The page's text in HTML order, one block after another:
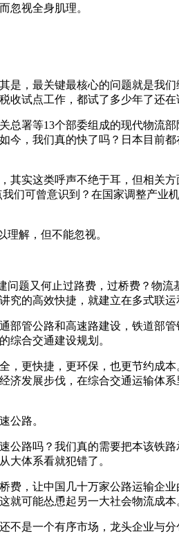
忽视全身肌理。
，最关键最核心的问题就是我
试点工作，都试了多少年了还在
总署等13个部委组成的现代物流
，我们真的快了吗？日本目前
其实这类呼声不绝于耳，但相关
们可曾意识到？在国家调整产业
解，但不能忽视。
题又何止过路费，过桥费？物
的高效快捷，就建立在多式联运
部管公路和高速路建设，铁道部
综合交通建设规划。
更快捷，更环保，也更节约成
济发展步伐，在综合交通运输体
公路。
公路吗？我们真的需要把本该铁
大体系看就犯错了。
，让中国几十万家公路运输企
就可能怂恿起另一大社会物流成本
不是一个有序市场，龙头企业与